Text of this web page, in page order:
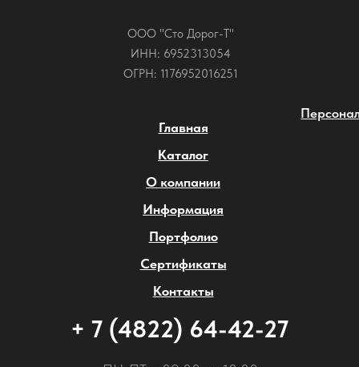
ООО "Сто Дорог-Т"
ИНН: 6952313054
ОГРН: 1176952016251
Главная
Каталог
О компании
Информация
Портфолио
Сертификаты
Контакты
+ 7 (4822) 64-42-27